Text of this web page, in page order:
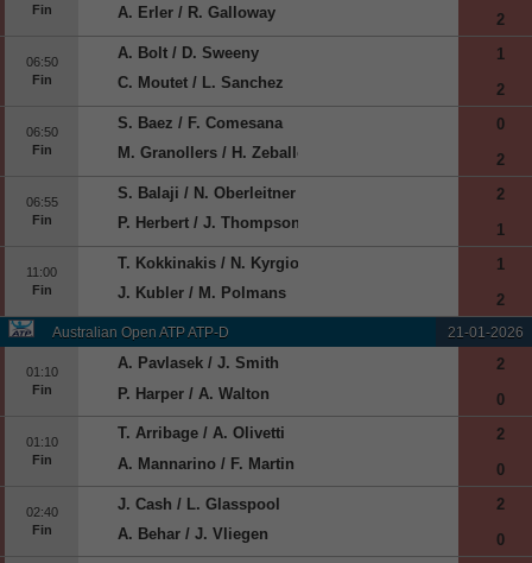
Fin
A. Erler / R. Galloway
2
06:50
Fin
A. Bolt / D. Sweeny
C. Moutet / L. Sanchez
1
2
06:50
Fin
S. Baez / F. Comesana
M. Granollers / H. Zeballos
0
2
06:55
Fin
S. Balaji / N. Oberleitner
P. Herbert / J. Thompson
2
1
11:00
Fin
T. Kokkinakis / N. Kyrgios
J. Kubler / M. Polmans
1
2
Australian Open ATP ATP-D 21-01-2026
01:10
Fin
A. Pavlasek / J. Smith
P. Harper / A. Walton
2
0
01:10
Fin
T. Arribage / A. Olivetti
A. Mannarino / F. Martin
2
0
02:40
Fin
J. Cash / L. Glasspool
A. Behar / J. Vliegen
2
0